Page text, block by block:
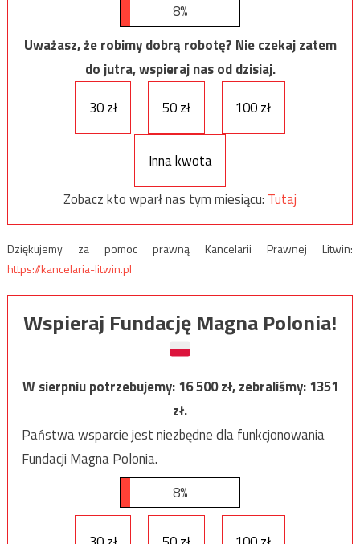
8%
Uważasz, że robimy dobrą robotę? Nie czekaj zatem
do jutra, wspieraj nas od dzisiaj.
30 zł
50 zł 100 zł
Inna kwota
Zobacz kto wparł nas tym miesiącu: Tutaj
Dziękujemy za pomoc prawną Kancelarii Prawnej Litwin:
https://kancelaria-litwin.pl
Wspieraj Fundację Magna Polonia!
W sierpniu potrzebujemy:16 500zł, zebraliśmy:1351
zł.
Państwa wsparcie jest niezbędne dla funkcjonowania
Fundacji Magna Polonia.
8%